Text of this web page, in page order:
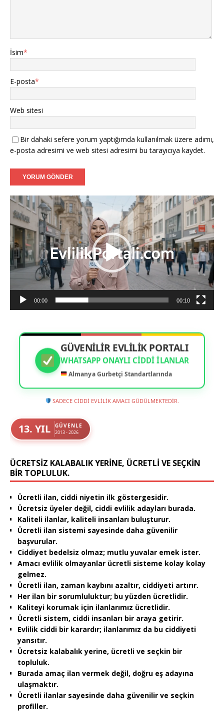
ciddi.
Filiz (39) - Münster:Tanışmak ve görüşmek dileğiyle.
Caner (37) - Karlsruhe:Sadakatli bir hanımefendi
Aylin (35) - Mannheim:
bekliyorum.
Fatih (40) - Augsburg:İnançlı ve ahlaklı bir eş adayı.
İsim*
E-posta*
Web sitesi
Bir dahaki sefere yorum yaptığımda kullanılmak üzere adımı,
e-posta adresimi ve web sitesi adresimi bu tarayıcıya kaydet.
Video
oynatıcı
00:00 00:10
GÜVENİLİR EVLİLİK PORTALI
WHATSAPP ONAYLI CIDDI İLANLAR
Almanya Gurbetçi Standartlarında
SADECE CİDDİ EVLİLİK AMACI GÜDÜLMEKTEDİR.
13. YIL GÜVENLE
2013 - 2026
ÜCRETSIZ KALABALIK YERINE, ÜCRETLI VE SEÇKIN
BIR TOPLULUK.
Ücretli ilan, ciddi niyetin ilk göstergesidir.
Ücretsiz üyeler değil, ciddi evlilik adayları burada.
Kaliteli ilanlar, kaliteli insanları buluşturur.
Ücretli ilan sistemi sayesinde daha güvenilir
başvurular.
Ciddiyet bedelsiz olmaz; mutlu yuvalar emek ister.
Amacı evlilik olmayanlar ücretli sisteme kolay kolay
gelmez.
Ücretli ilan, zaman kaybını azaltır, ciddiyeti artırır.
Her ilan bir sorumluluktur; bu yüzden ücretlidir.
Kaliteyi korumak için ilanlarımız ücretlidir.
Ücretli sistem, ciddi insanları bir araya getirir.
Evlilik ciddi bir karardır; ilanlarımız da bu ciddiyeti
yansıtır.
Ücretsiz kalabalık yerine, ücretli ve seçkin bir
topluluk.
Burada amaç ilan vermek değil, doğru eş adayına
ulaşmaktır.
Ücretli ilanlar sayesinde daha güvenilir ve seçkin
profiller.